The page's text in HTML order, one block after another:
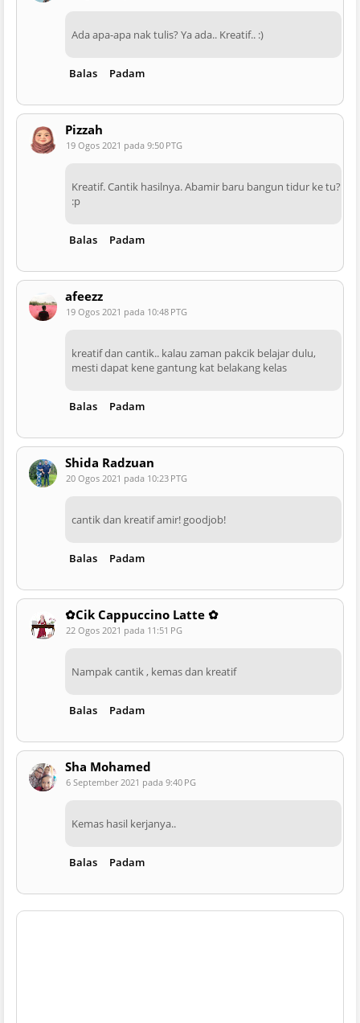
Ada apa-apa nak tulis? Ya ada.. Kreatif.. :)
Balas Padam
Pizzah
19 Ogos 2021 pada 9:50 PTG
Kreatif. Cantik hasilnya. Abamir baru bangun tidur ke tu?
:p
Balas Padam
afeezz
19 Ogos 2021 pada 10:48 PTG
kreatif dan cantik.. kalau zaman pakcik belajar dulu,
mesti dapat kene gantung kat belakang kelas
Balas Padam
Shida Radzuan
20 Ogos 2021 pada 10:23 PTG
cantik dan kreatif amir! goodjob!
Balas Padam
✿Cik Cappuccino Latte ✿
22 Ogos 2021 pada 11:51 PG
Nampak cantik , kemas dan kreatif
Balas Padam
Sha Mohamed
6 September 2021 pada 9:40 PG
Kemas hasil kerjanya..
Balas Padam